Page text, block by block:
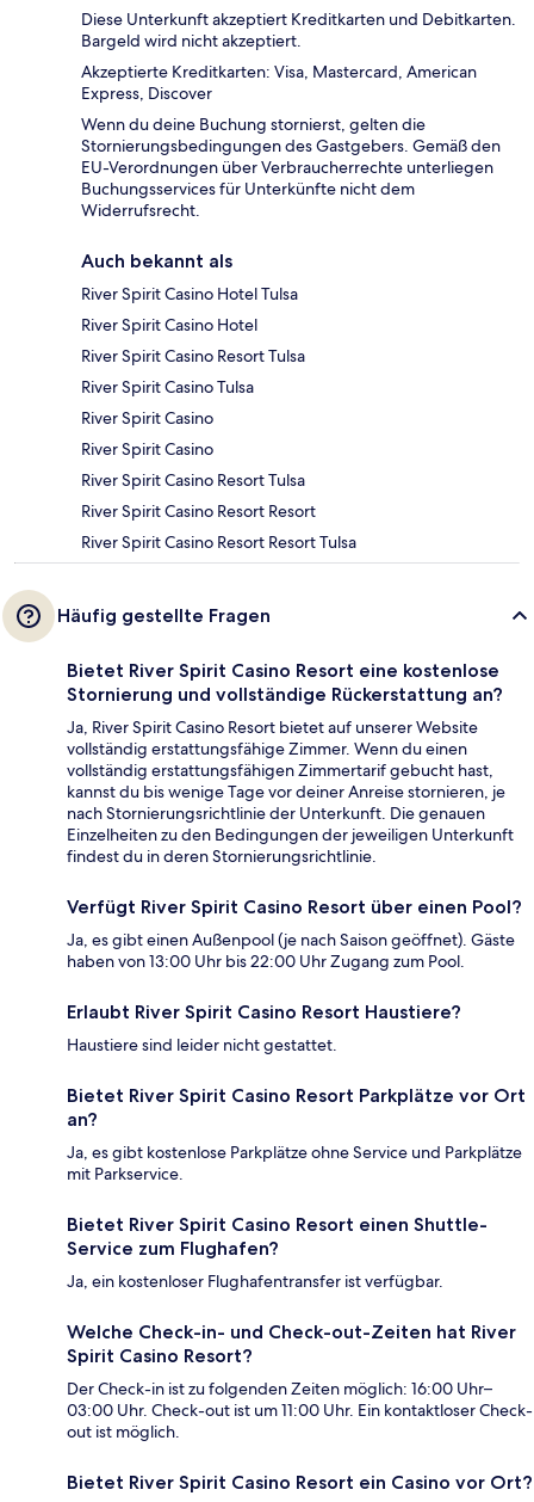
Diese Unterkunft akzeptiert Kreditkarten und Debitkarten.
Bargeld wird nicht akzeptiert.
Akzeptierte Kreditkarten: Visa, Mastercard, American
Express, Discover
Wenn du deine Buchung stornierst, gelten die
Stornierungsbedingungen des Gastgebers. Gemäß den
EU-Verordnungen über Verbraucherrechte unterliegen
Buchungsservices für Unterkünfte nicht dem
Widerrufsrecht.
Auch bekannt als
River Spirit Casino Hotel Tulsa
River Spirit Casino Hotel
River Spirit Casino Resort Tulsa
River Spirit Casino Tulsa
River Spirit Casino
River Spirit Casino
River Spirit Casino Resort Tulsa
River Spirit Casino Resort Resort
River Spirit Casino Resort Resort Tulsa
Häufig gestellte Fragen
Bietet River Spirit Casino Resort eine kostenlose
Stornierung und vollständige Rückerstattung an?
Ja, River Spirit Casino Resort bietet auf unserer Website
vollständig erstattungsfähige Zimmer. Wenn du einen
vollständig erstattungsfähigen Zimmertarif gebucht hast,
kannst du bis wenige Tage vor deiner Anreise stornieren, je
nach Stornierungsrichtlinie der Unterkunft. Die genauen
Einzelheiten zu den Bedingungen der jeweiligen Unterkunft
findest du in deren Stornierungsrichtlinie.
Verfügt River Spirit Casino Resort über einen Pool?
Ja, es gibt einen Außenpool (je nach Saison geöffnet). Gäste
haben von 13:00 Uhr bis 22:00 Uhr Zugang zum Pool.
Erlaubt River Spirit Casino Resort Haustiere?
Haustiere sind leider nicht gestattet.
Bietet River Spirit Casino Resort Parkplätze vor Ort
an?
Ja, es gibt kostenlose Parkplätze ohne Service und Parkplätze
mit Parkservice.
Bietet River Spirit Casino Resort einen Shuttle-
Service zum Flughafen?
Ja, ein kostenloser Flughafentransfer ist verfügbar.
Welche Check-in- und Check-out-Zeiten hat River
Spirit Casino Resort?
Der Check-in ist zu folgenden Zeiten möglich: 16:00 Uhr–
03:00 Uhr. Check-out ist um 11:00 Uhr. Ein kontaktloser Check-
out ist möglich.
Bietet River Spirit Casino Resort ein Casino vor Ort?